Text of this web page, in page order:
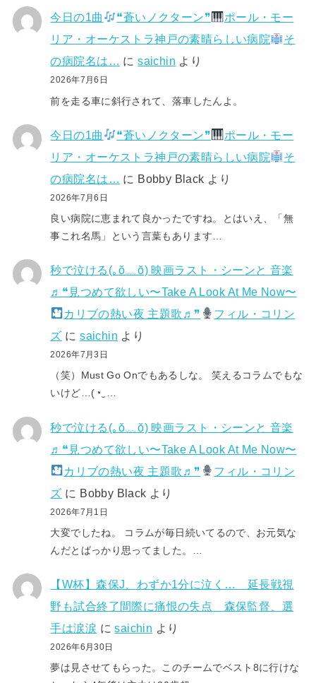
今日の1曲 ❝蒼いノクターン❞
ポール・モー
リア・オーケストラ神戸の素晴らしい病院
そ
の病院名は… にsaichin より
2026年7月6日
前を走る車に斜行されて、落車したんよ。
今日の1曲 ❝蒼いノクターン❞
ポール・モー
リア・オーケストラ神戸の素晴らしい病院
そ
の病院名は… に Bobby Black より
2026年7月6日
良い病院に恵まれて良かったですね。とはいえ、「無
事これ名馬」という言葉もあります…
秒で泣ける(⁠｡⁠ŏ⁠﹏⁠ŏ⁠) 映画ラスト・シーンと 音楽
♬❝見つめて欲しい〜Take A Look At Me Now〜
カリブの熱い夜 主題歌♬❞
フィル・コリン
ズ にsaichin より
2026年7月3日
（笑）Must Go Onでもあるしな。 笑えるコラムでもな
いけど…(⁠◔⁠‿⁠…
秒で泣ける(⁠｡⁠ŏ⁠﹏⁠ŏ⁠) 映画ラスト・シーンと 音楽
♬❝見つめて欲しい〜Take A Look At Me Now〜
カリブの熱い夜 主題歌♬❞
フィル・コリン
ズ に Bobby Black より
2026年7月1日
大変でしたね。 コラムが毎日続いてるので、お元気な
んだとばっかり思ってました。…
【W杯】森保J、わずか1分に泣く… 延長戦視
野も試合終了間際に痛恨の失点 森保監督、選
手は涙涙 にsaichin より
2026年6月30日
夢は見させてもらった。このチームでベスト8に行けな